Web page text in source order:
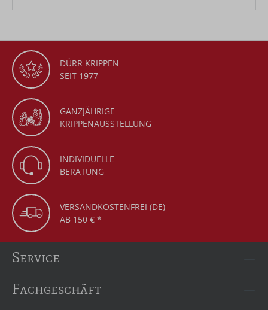
DÜRR KRIPPEN
SEIT 1977
GANZJÄHRIGE
KRIPPENAUSSTELLUNG
INDIVIDUELLE
BERATUNG
VERSANDKOSTENFREI (DE)
AB 150 € *
Service
Fachgeschäft